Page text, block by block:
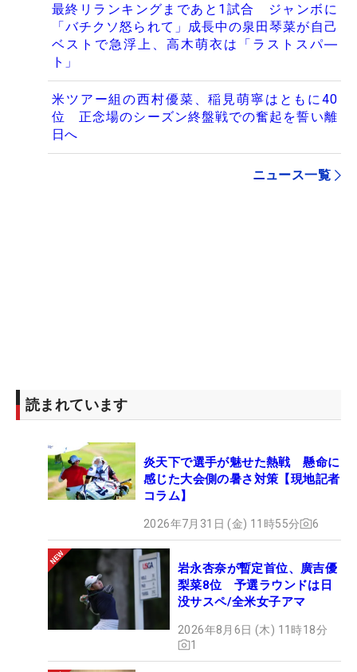
最終リランキングまであと1試合 ジャンボに
「バチクソ怒られて」成長中の泉田琴菜が自己
ベストで急浮上、高木萌衣は「ラストスパ―
ト」
米ツアー組の西村優菜、稲見萌寧はともに40
位 正念場のシーズン終盤戦での奮起を誓い離
日へ
ニュース一覧
読まれています
炎天下で選手が魅せた熱戦 懸命に
感じた大会側の暑さ対策【現地記者
コラム】
2026年7月31日 (金) 11時55分 6
岩永杏奈が暫定首位、廣吉優
梨菜8位 予選ラウンドは日
没サスペ/全米女子アマ
2026年8月6日 (木) 11時18分
1